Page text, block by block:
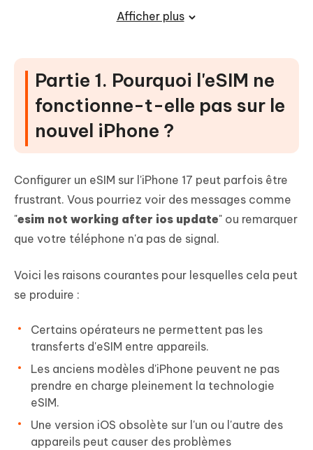
Partie 3 : Comment éviter que l'eSIM ne
fonctionne pas sur l'iPhone 17
Partie 4 : FAQ sur l'eSIM ne
fonctionnant pas sur l'iPhone 17
Mot final
Afficher plus
Partie 1. Pourquoi l'eSIM ne
fonctionne-t-elle pas sur le
nouvel iPhone ?
Configurer un eSIM sur l'iPhone 17 peut parfois être
frustrant. Vous pourriez voir des messages comme
"esim not working after ios update" ou remarquer
que votre téléphone n'a pas de signal.
Voici les raisons courantes pour lesquelles cela peut
se produire :
Certains opérateurs ne permettent pas les
transferts d'eSIM entre appareils.
Les anciens modèles d'iPhone peuvent ne pas
prendre en charge pleinement la technologie
eSIM.
Une version iOS obsolète sur l'un ou l'autre des
appareils peut causer des problèmes